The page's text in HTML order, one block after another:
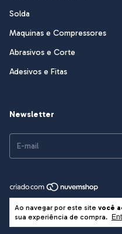
Ao navegar por este site você
sua experiência de compra.
Solda
Maquinas e Compressores
Abrasivos e Corte
Adesivos e Fitas
Newsletter
Copyright Sasso & Cia Ltda EPP -
direitos reservados.